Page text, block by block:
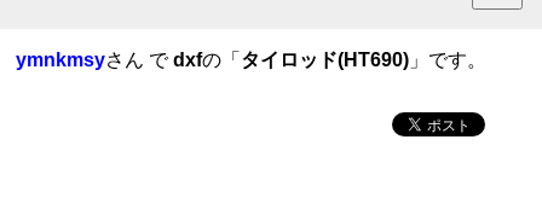
ymnkmsyさん でdxfの「 タイロッド(HT690) 」です。